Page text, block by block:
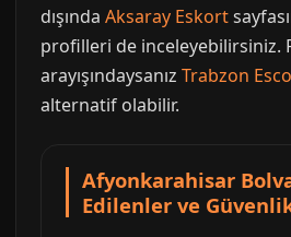
dışında Aksaray Eskort
profilleri de inceleyebilirsiniz.
arayışındaysanız Trabzon
alternatif olabilir.
Afyonkarahisar
Edilenler ve